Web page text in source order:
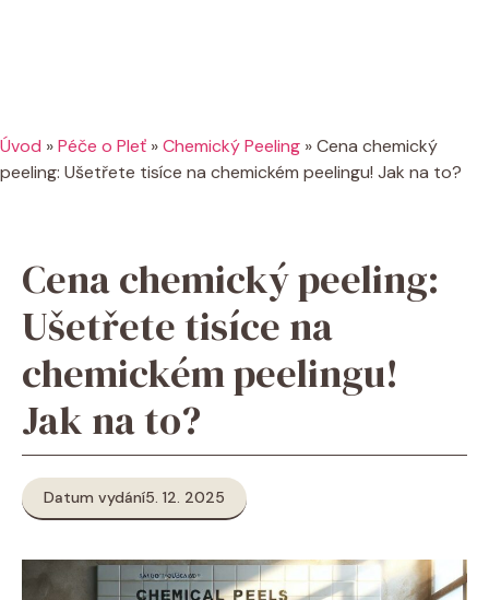
Úvod »Péče o Pleť »Chemický Peeling »Cena chemický
peeling: Ušetřete tisíce na chemickém peelingu! Jak na to?
Cena chemický peeling:
Ušetřete tisíce na
chemickém peelingu!
Jak na to?
Datum vydání5. 12. 2025